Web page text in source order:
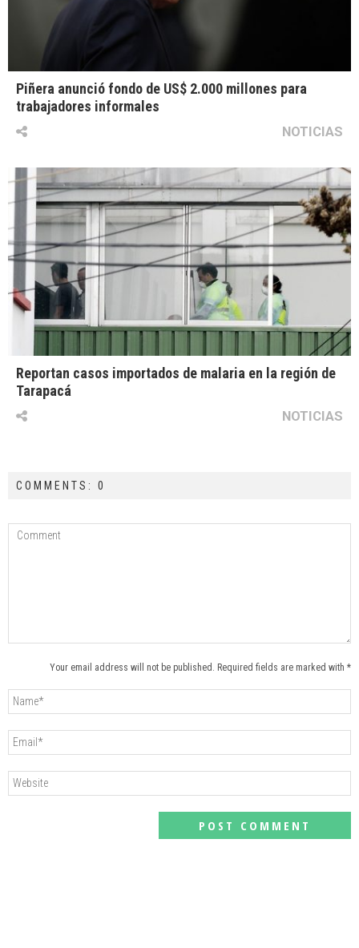
Piñera anunció fondo de US$ 2.000 millones para
trabajadores informales
NOTICIAS
Reportan casos importados de malaria en la región de
Tarapacá
NOTICIAS
COMMENTS: 0
Your email address will not be published. Required fields are marked with *